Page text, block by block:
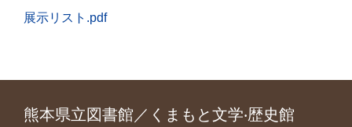
展示リスト.pdf
熊本県立図書館／くまもと文学‧歴史館